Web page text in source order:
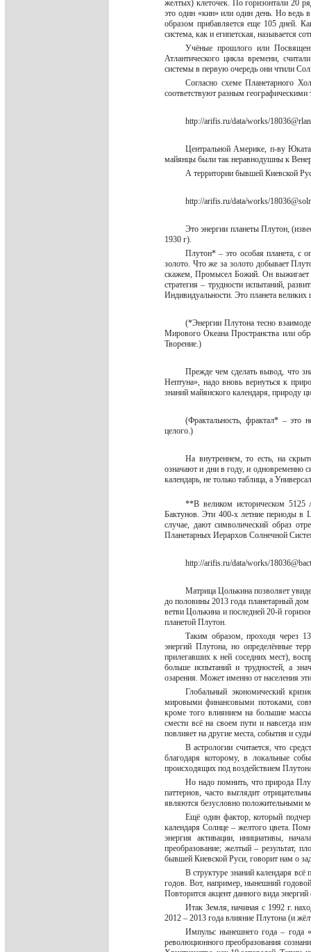
желтых) клеточек. По горизонтали 20
это один «кин» или один день. Но ведь
образом прибавляется еще 105 дней.
система, как и египетская, называется
Учёные прошлого или
Атлантического цикла времени,
системы в первую очередь они чтили
Согласно схеме Планетарного
соответствуют разным
http://arifis.ru/data/works/
Центральной Америке, п-ву
майянцы были так неравнодушны к
А территории бывшей Киевской
http://arifis.ru/data/works/
Это энергии планеты Плутон,
1930 г).
Плутон* – это особая планета, с
золото. Что же за золото добывает
скажем, Промысел Божий. Он выжигает
стратегия – трудности испытаний,
Индивидуальности. Это планета великих
(*Энергии Плутона тесно
Мирового Океана Пространства или
Творение.)
Прежде чем сделать вывод, что
Нептуна», надо вновь вернуться к
знаний майянского календаря, природу
(Фрактальность, фрактал* – это
целого.)
На внутреннем, то есть, на
означают и дни в году, и одновременно
календарь, не только таблица, а
**В великом историческом 5125
Бактунов. Эти 400-х летние периоды в
случае, дают символический образ
Планетарных Иерархов Солнечной
http://arifis.ru/data/works/
Матрица Цолькина позволяет
до половины 2013 года планетарный дом
ветви Цолькина и последней 20-й
планетой Плутон.
Таким образом, проходя через
энергий Плутона, но определённые
прилегавших к ней соседних мест),
больше испытаний и трудностей, а
озарения. Может именно от населения
Глобальный экономический
мировыми финансовыми потоками,
кроме того влиянием на большие
смести всё на своем пути и навсегда
повлияет на другие места, события и
В астрологии считается, что
благодаря которому, в локальные
происходящих под воздействием
Но надо помнить, что природа
паттернов, часто выглядит
являются безусловно положительными
Ещё один фактор, который
календаря Солнце – желтого цвета.
энергия активации, инициативы,
преобразование; желтый – результат,
бывшей Киевской Руси, говорит нам о
В структуре знаний календаря
годов. Вот, например, нынешний
Повторится акцент данного вида
Итак Земля, начиная с 1992 г.
2012 – 2013 года влияние Плутона (и
Импульс нынешнего года – года
революционного преобразования